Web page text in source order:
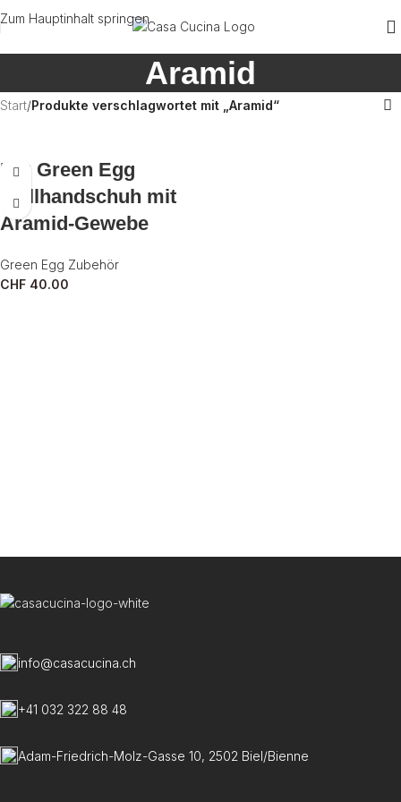
Zum Hauptinhalt springen
Aramid
Start/Produkte verschlagwortet mit „Aramid“
Big Green Egg
Grillhandschuh mit
Aramid-Gewebe
Green Egg Zubehör
CHF 40.00
info@casacucina.ch
+41 032 322 88 48
Adam-Friedrich-Molz-Gasse 10, 2502 Biel/Bienne